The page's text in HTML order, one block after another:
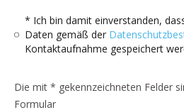
* Ich bin damit einverstanden,
Daten gemäß der
Kontaktaufnahme gespeichert
Die mit * gekennzeichneten Felder
Formular